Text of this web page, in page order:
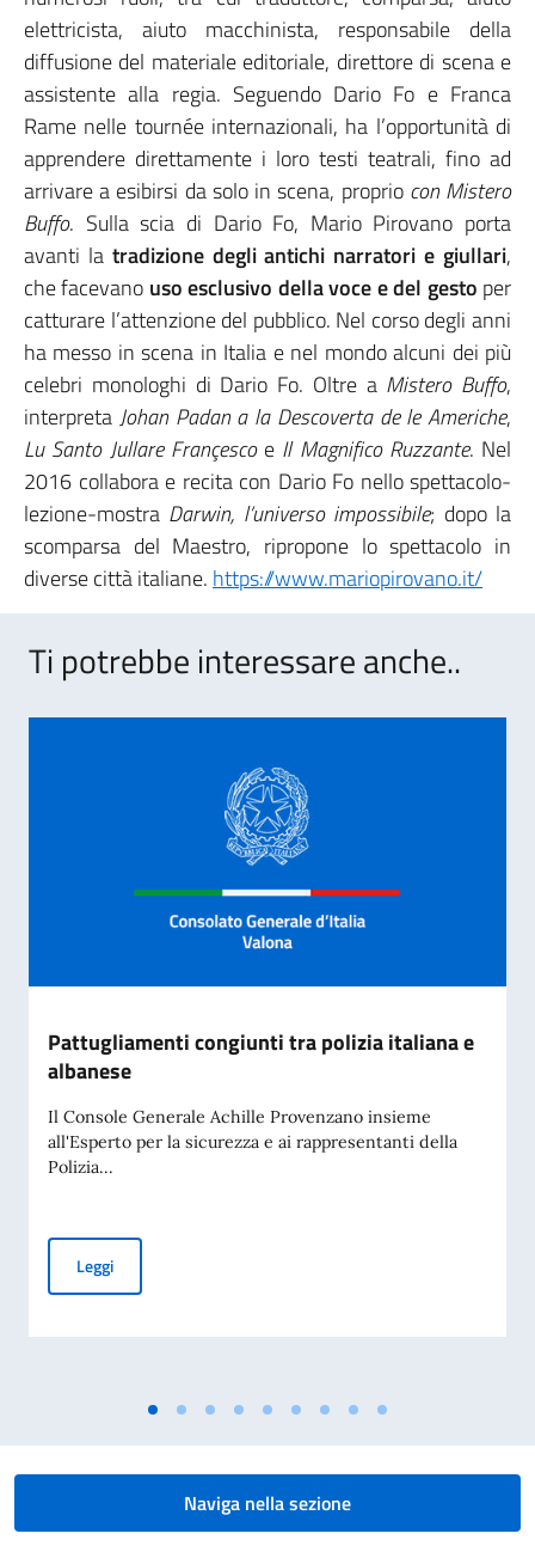
elettricista, aiuto macchinista, responsabile della
diffusione del materiale editoriale, direttore di scena e
assistente alla regia. Seguendo Dario Fo e Franca
Rame nelle tournée internazionali, ha l’opportunità di
apprendere direttamente i loro testi teatrali, fino ad
arrivare a esibirsi da solo in scena, proprio con Mistero
Buffo. Sulla scia di Dario Fo, Mario Pirovano porta
avanti la tradizione degli antichi narratori e giullari,
che facevano uso esclusivo della voce e del gesto per
catturare l’attenzione del pubblico. Nel corso degli anni
ha messo in scena in Italia e nel mondo alcuni dei più
celebri monologhi di Dario Fo. Oltre a Mistero Buffo,
interpreta Johan Padan a la Descoverta de le Americhe,
Lu Santo Jullare Françescoe Il Magnifico Ruzzante. Nel
2016 collabora e recita con Dario Fo nello spettacolo-
lezione-mostra Darwin, l’universo impossibile; dopo la
scomparsa del Maestro, ripropone lo spettacolo in
diverse città italiane. https://www.mariopirovano.it/
Ti potrebbe interessare anche..
Pattugliamenti congiunti tra polizia italiana e
albanese
Il Console Generale Achille Provenzano insieme
all'Esperto per la sicurezza e ai rappresentanti della
Polizia...
LeggiPattugliamenti congiunti tra polizia italiana e albanese
Naviga nella sezione